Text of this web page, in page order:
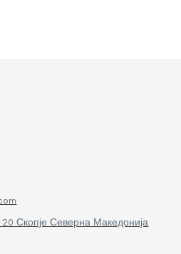
Скопје Северна Македонија